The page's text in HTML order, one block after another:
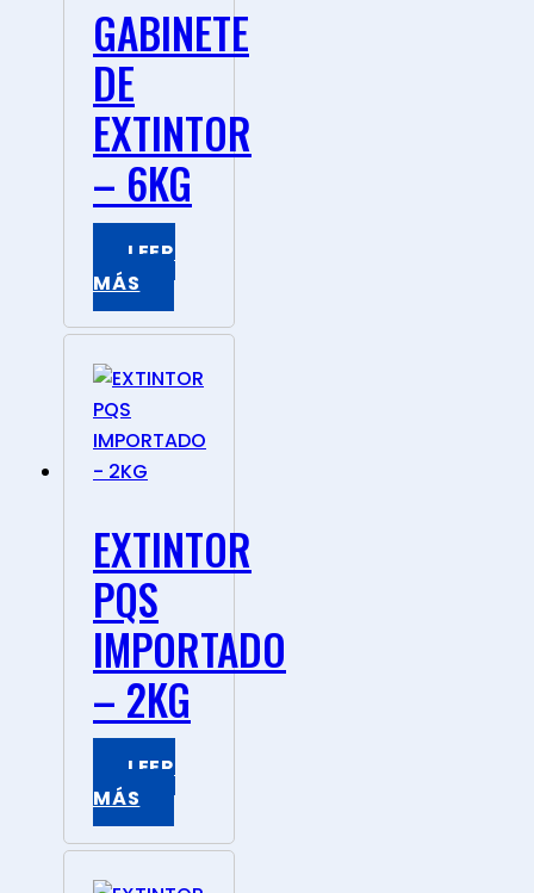
GABINETE
DE
EXTINTOR
– 6KG
LEER
MÁS
EXTINTOR
PQS
IMPORTADO
– 2KG
LEER
MÁS